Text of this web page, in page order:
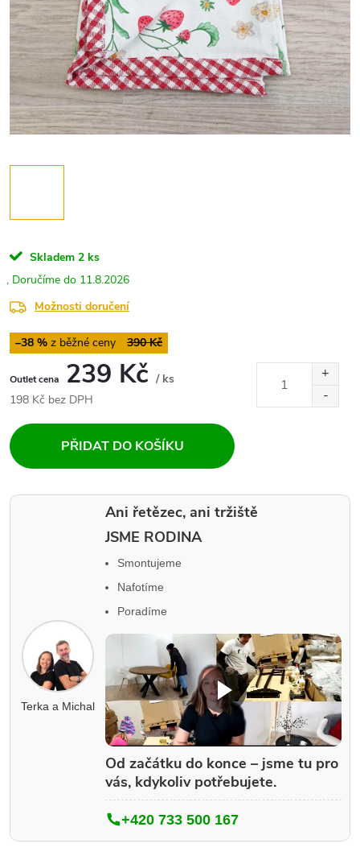
Skladem 2 ks
11.8.2026
Možnosti doručení
390 Kč
–38 %
239 Kč / ks
198 Kč bez DPH
PŘIDAT DO KOŠÍKU
Terka a Michal
Ani řetězec, ani tržiště
JSME RODINA
Smontujeme
Nafotíme
Poradíme
Od začátku do konce – jsme tu pro
vás, kdykoliv potřebujete.
+420 733 500 167